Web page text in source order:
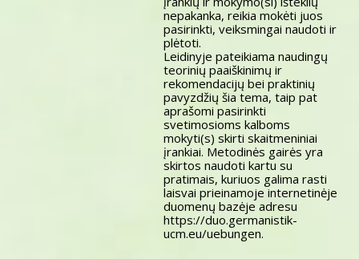
nepakanka, reikia mokėti juos
pasirinkti, veiksmingai naudoti ir
plėtoti.
Leidinyje pateikiama naudingų
teorinių paaiškinimų ir
rekomendacijų bei praktinių
pavyzdžių šia tema, taip pat
aprašomi pasirinkti
svetimosioms kalboms
mokyti(s) skirti skaitmeniniai
įrankiai. Metodinės gairės yra
skirtos naudoti kartu su
pratimais, kuriuos galima rasti
laisvai prieinamoje internetinėje
duomenų bazėje adresu
https://duo.germanistik-
ucm.eu/uebungen.